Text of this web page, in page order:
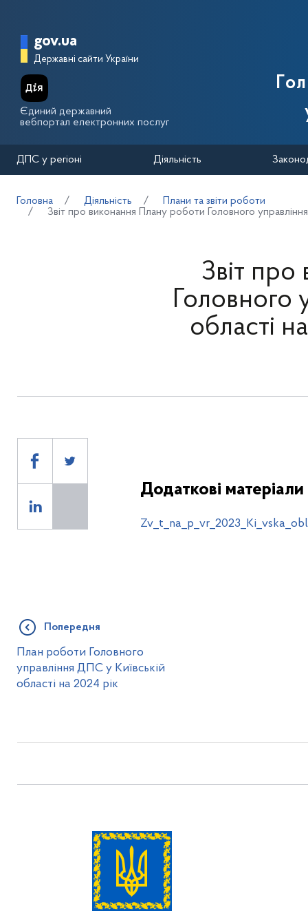
Головна сторінка Державної
gov.ua
Державні сайти України
Єдиний державний
вебпортал електронних послуг
ДПС у регіоні Діяльність
Головна Діяльність
Плани та звіти роботи
Звіт про виконання Плану роботи Головного
Звіт
Головного
області
Додаткові матеріали
Попередня
План роботи Головного
управління ДПС у Київській
області на 2024 рік